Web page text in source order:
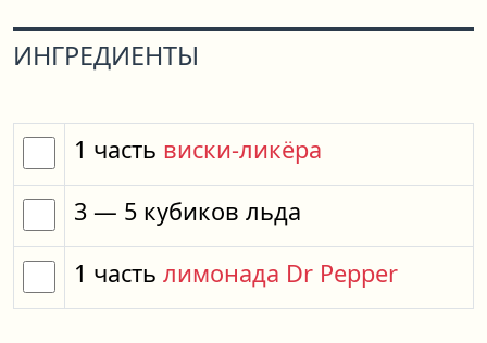
ИНГРЕДИЕНТЫ
1 часть виски-ликёра
3 — 5 кубиков льда
1 часть лимонада Dr Pepper